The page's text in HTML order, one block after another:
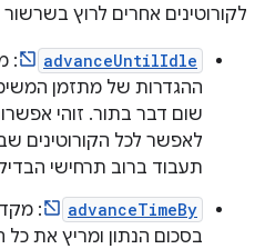
לקורוטינים אחרים לרוץ
advanceUntilIdle
:
ההגדרות של מתזמן
שום דבר בתור. זוהי
לאפשר לכל הקורוטינים
תעבוד ברוב תרחישי
advanceTimeBy
: